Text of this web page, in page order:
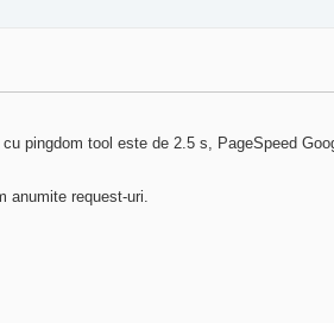
pingdom tool este de 2.5 s, PageSpeed
anumite request-uri.